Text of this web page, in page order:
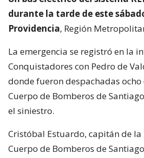
durante la tarde de este
Providencia, Región
La emergencia se registró en la
Conquistadores con Pedro de
donde fueron despachadas
Cuerpo de Bomberos de
el siniestro.
Cristóbal Estuardo, capitán de la
Cuerpo de Bomberos de